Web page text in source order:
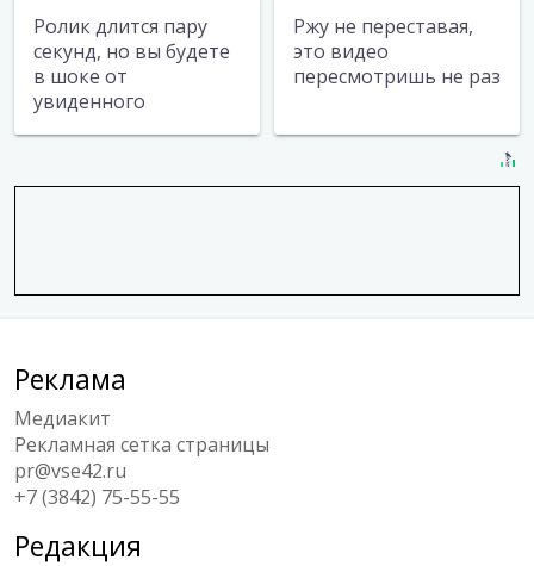
Ролик длится пару
секунд, но вы будете
в шоке от
увиденного
Ржу не переставая,
это видео
пересмотришь не раз
Реклама
Медиакит
Рекламная сетка страницы
pr@vse42.ru
+7 (3842) 75-55-55
Редакция